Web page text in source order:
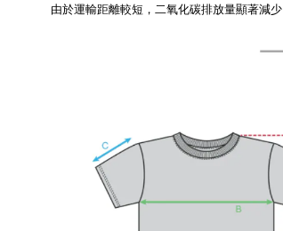
由於運輸距離較短，二氧化碳排放量顯著減少